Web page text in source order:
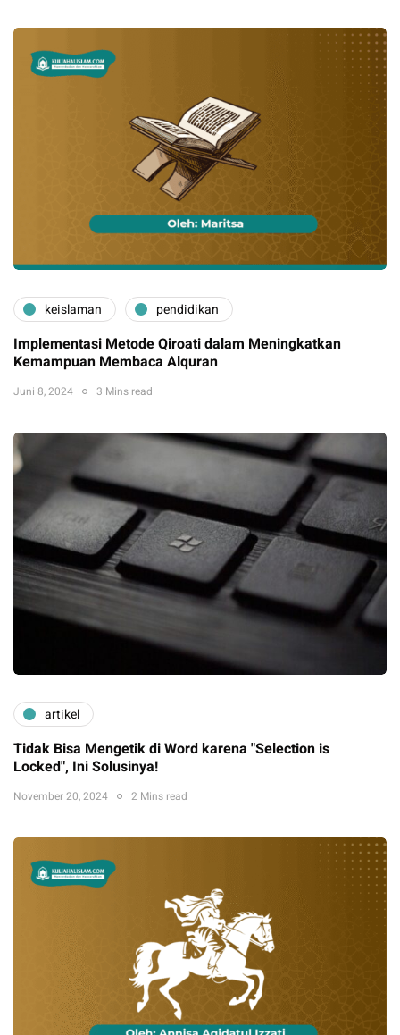
keislaman pendidikan
Implementasi Metode Qiroati dalam Meningkatkan
Kemampuan Membaca Alquran
Juni 8, 2024 3 Mins read
artikel
Tidak Bisa Mengetik di Word karena "Selection is
Locked", Ini Solusinya!
November 20, 2024 2 Mins read